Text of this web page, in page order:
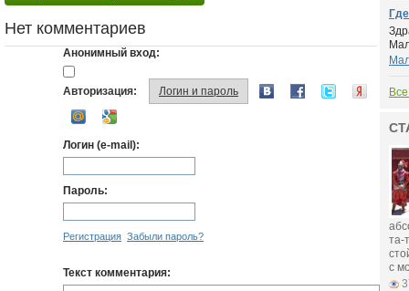
Нет комментариев
Анонимный вход:
Авторизация: Логин и пароль
Логин (e-mail):
Пароль:
Регистрация Забыли пароль?
Текст комментария:
та-
с